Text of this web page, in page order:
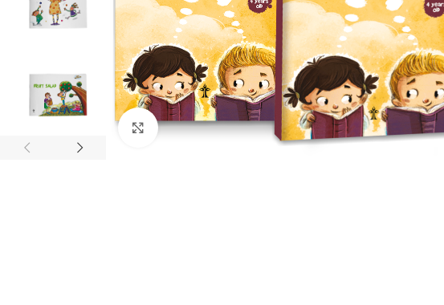
Clique para ampliar